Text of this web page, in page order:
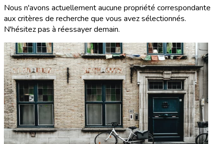
Nous n'avons actuellement aucune propriété correspondante
aux critères de recherche que vous avez sélectionnés.
N'hésitez pas à réessayer demain.